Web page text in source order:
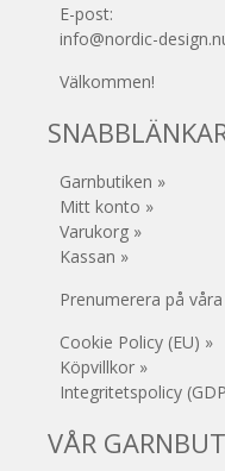
E-post:
info@nordic-
Välkommen!
Garnbutiken »
Mitt konto »
Varukorg »
Kassan »
Prenumerera på
Cookie Policy (EU) »
Köpvillkor »
Integritetspolicy
VÅR